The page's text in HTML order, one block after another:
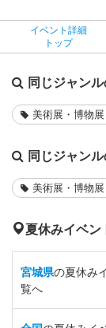
イベント詳細
トップ
同じジャン
美術展・博物
同じジャン
美術展・博物
夏休みイベン
宮城県の夏休み
覧へ